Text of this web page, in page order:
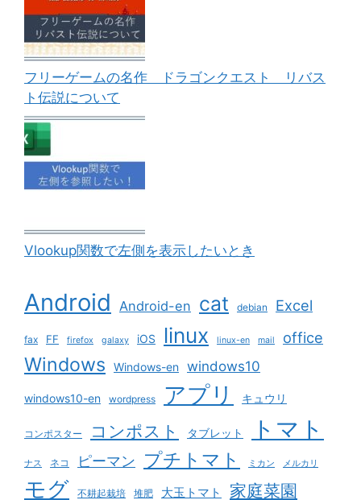
フリーゲームの名作 ドラゴンクエスト リバス
ト伝説について
Vlookup関数で左側を表示したいとき
Android Android-en cat debian Excel
fax FF firefox galaxy iOS linux linux-en mail office
Windows Windows-en windows10
windows10-en wordpress アプリ キュウリ
コンポスター コンポスト タブレット トマト
ナス ネコ ピーマン プチトマト ミカン メルカリ
モグ 不耕起栽培 堆肥 大玉トマト 家庭菜園